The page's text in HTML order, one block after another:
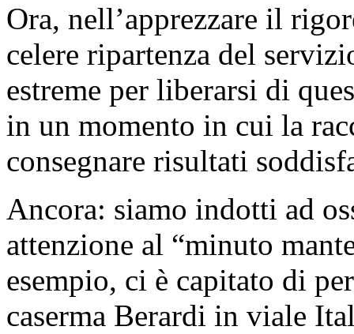
Ora, nell’apprezzare il
celere ripartenza del
estreme per liberarsi di
in un momento in cui la
consegnare risultati
Ancora: siamo indotti ad
attenzione al “minuto
esempio, ci è capitato di
caserma Berardi in viale